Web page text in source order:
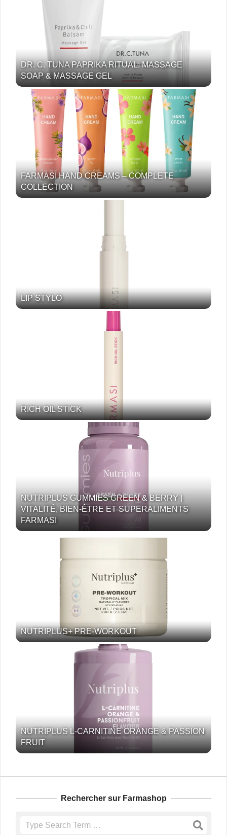
DR. C. TUNA PAPRIKA RITUAL: MASSAGE
SOAP & MASSAGE GEL
FARMASI HAND CREAMS – COMPLETE
COLLECTION
LIP STYLO
RICH OIL STICK
NUTRIPLUS GUMMIES GREEN & BERRY |
VITALITÉ, BIEN-ÊTRE ET SUPERALIMENTS
FARMASI
NUTRIPLUS+ PRE-WORKOUT
NUTRIPLUS L-CARNITINE ORANGE & PASSION
FRUIT
Rechercher sur Farmashop
Search